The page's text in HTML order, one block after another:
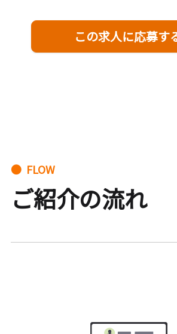
この求人に応募
● FLOW
ご紹介の流れ